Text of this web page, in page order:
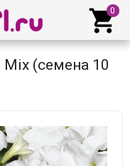

Mix (семена 10